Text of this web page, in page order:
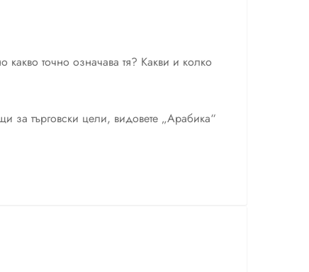
точно означава тя? Какви и колко
за търговски цели, видовете „Арабика“